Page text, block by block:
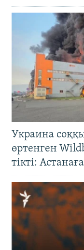
Украина
өртенген
тікті: